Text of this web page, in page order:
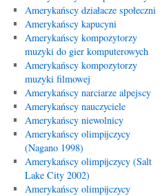
Amerykańscy działacze społeczni
Amerykańscy kapucyni
Amerykańscy kompozytorzy
muzyki do gier komputerowych
Amerykańscy kompozytorzy
muzyki filmowej
Amerykańscy narciarze alpejscy
Amerykańscy nauczyciele
Amerykańscy niewolnicy
Amerykańscy olimpijczycy
(Nagano 1998)
Amerykańscy olimpijczycy (Salt
Lake City 2002)
Amerykańscy olimpijczycy